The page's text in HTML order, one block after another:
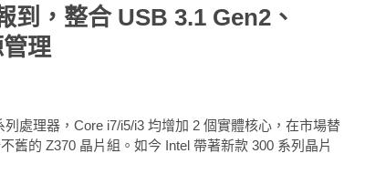
，整合 USB 3.1 Gen2、
理
處理器，Core i7/i5/i3 均增加 2 個實體核心，在市場替
舊的 Z370 晶片組。如今 Intel 帶著新款 300 系列晶片